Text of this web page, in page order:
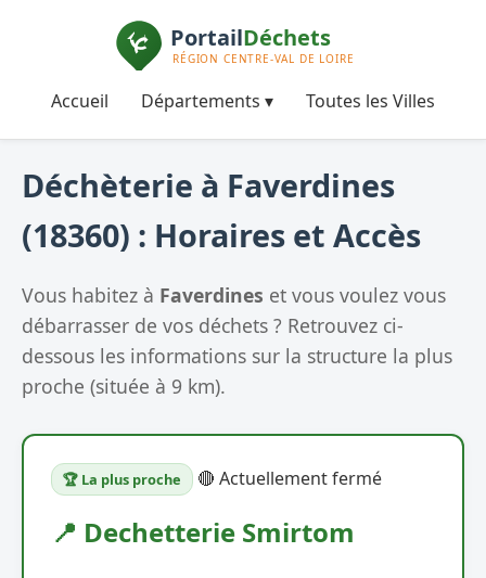
Accueil Départements ▾ Toutes les Villes
Déchèterie à Faverdines
(18360) : Horaires et Accès
Vous habitez à Faverdines et vous voulez vous
débarrasser de vos déchets ? Retrouvez ci-
dessous les informations sur la structure la plus
proche (située à 9 km).
🏆 La plus proche 🔴 Actuellement fermé
📍 Dechetterie Smirtom